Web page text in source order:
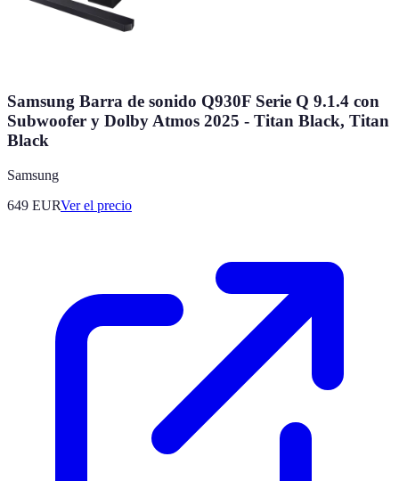
Samsung Barra de sonido Q930F Serie Q 9.1.4 con
Subwoofer y Dolby Atmos 2025 - Titan Black, Titan
Black
Samsung
649 EURVer el precio